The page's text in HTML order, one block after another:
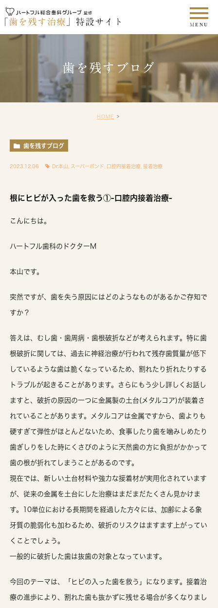
歯を残すブログ
HOME
歯を残すブログ
2023.12.06 Dr.本山 スーパーボンド 口腔内接着治療 接着治療
根にヒビが入った歯を救う①-口腔内接着治療-
こんにちは。
ハートフル歯科のドクターM
本山です。
突然ですが、歯を失う原因にはどのようなものがあるかご存知で
すか？
答えは、むし歯・歯周病・歯根破折などが考えられます。特に歯
根破折に関しては、過去に神経治療が行われて残存歯質量が低下
しているような歯は脆くなっているため、割れたり折れたりする
トラブルが起きることがあります。さらにもう少し詳しくお話し
ますと、破折の原因の一つに金属製の土台(メタルコア)が装着さ
れていることがあります。メタルコアは金属ですから、歯よりも
硬すぎて弾性がほとんどないため、食事したり歯を噛みしめたり
歯ぎしりをした時にくさびのように天然歯の方に負担がかかって
歯の根が折れてしまうことがあるのです。
現在では、新しい土台材料や強力な接着材が実用化されています
が、従来の金属を土台にした治療はまだまだたくさん見かけま
す。10単位における長期間を経過した方々には、加齢による象
牙質の脆弱化も加わるため、破折のリスクはますます上がってい
くことでしょう。
一般的に破折した歯は抜歯の対象となっています。
今回のテーマは、「ヒビの入った歯を救う」になります。 接着治
療の進歩により、割れた歯も抜かずに残せる場合が多くなりまし